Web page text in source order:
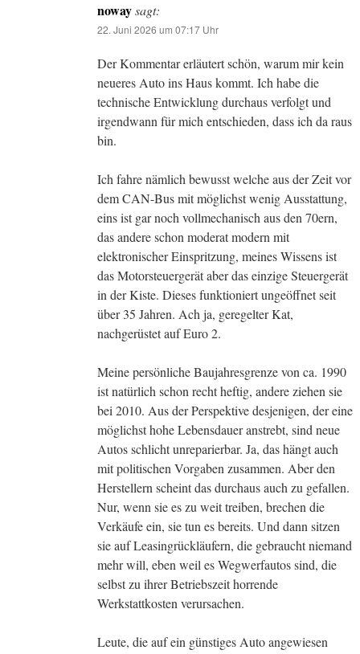
noway sagt:
22. Juni 2026 um 07:17 Uhr
Der Kommentar erläutert schön, warum mir kein
neueres Auto ins Haus kommt. Ich habe die
technische Entwicklung durchaus verfolgt und
irgendwann für mich entschieden, dass ich da raus
bin.
Ich fahre nämlich bewusst welche aus der Zeit vor
dem CAN-Bus mit möglichst wenig Ausstattung,
eins ist gar noch vollmechanisch aus den 70ern,
das andere schon moderat modern mit
elektronischer Einspritzung, meines Wissens ist
das Motorsteuergerät aber das einzige Steuergerät
in der Kiste. Dieses funktioniert ungeöffnet seit
über 35 Jahren. Ach ja, geregelter Kat,
nachgerüstet auf Euro 2.
Meine persönliche Baujahresgrenze von ca. 1990
ist natürlich schon recht heftig, andere ziehen sie
bei 2010. Aus der Perspektive desjenigen, der eine
möglichst hohe Lebensdauer anstrebt, sind neue
Autos schlicht unreparierbar. Ja, das hängt auch
mit politischen Vorgaben zusammen. Aber den
Herstellern scheint das durchaus auch zu gefallen.
Nur, wenn sie es zu weit treiben, brechen die
Verkäufe ein, sie tun es bereits. Und dann sitzen
sie auf Leasingrückläufern, die gebraucht niemand
mehr will, eben weil es Wegwerfautos sind, die
selbst zu ihrer Betriebszeit horrende
Werkstattkosten verursachen.
Leute, die auf ein günstiges Auto angewiesen